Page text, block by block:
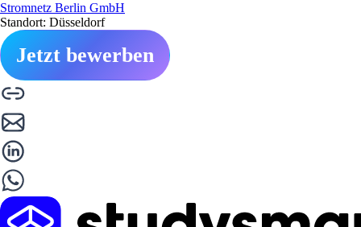
Stromnetz Berlin GmbH
Standort: Düsseldorf
Jetzt bewerben